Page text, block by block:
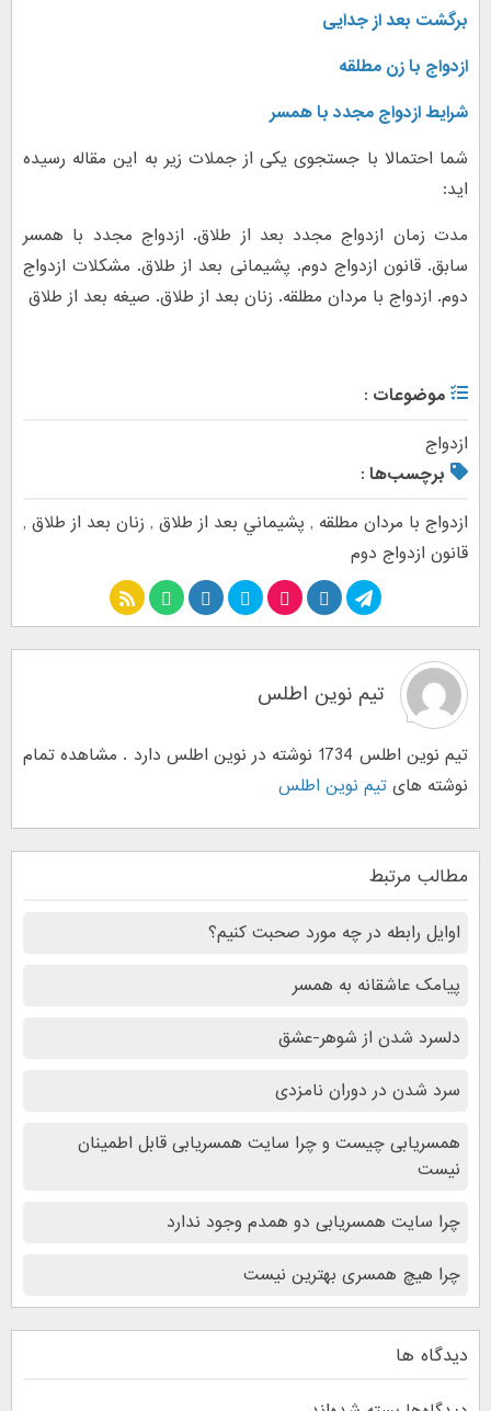
برگشت بعد از جدایی
ازدواج با زن مطلقه
شرایط ازدواج مجدد با همسر
شما احتمالا با جستجوی یکی از جملات زیر به این مقاله رسیده
اید:
مدت زمان ازدواج مجدد بعد از طلاق. ازدواج مجدد با همسر
سابق. قانون ازدواج دوم. پشیمانی بعد از طلاق. مشکلات ازدواج
دوم. ازدواج با مردان مطلقه. زنان بعد از طلاق. صیغه بعد از طلاق
موضوعات :
ازدواج
برچسب‌ها :
ازدواج با مردان مطلقه , پشيماني بعد از طلاق , زنان بعد از طلاق ,
قانون ازدواج دوم
تیم نوین اطلس
تیم نوین اطلس 1734 نوشته در نوین اطلس دارد . مشاهده تمام
نوشته های تیم نوین اطلس
مطالب مرتبط
اوایل رابطه در چه مورد صحبت کنیم؟
پیامک عاشقانه به همسر
دلسرد شدن از شوهر-عشق
سرد شدن در دوران نامزدی
همسریابی چیست و چرا سایت همسریابی قابل اطمینان
نیست
چرا سایت همسریابی دو همدم وجود ندارد
چرا هیچ همسری بهترین نیست
دیدگاه ها